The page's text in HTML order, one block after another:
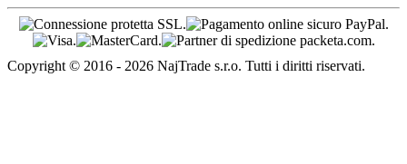
Copyright © 2016 - 2026 NajTrade s.r.o. Tutti i diritti riservati.